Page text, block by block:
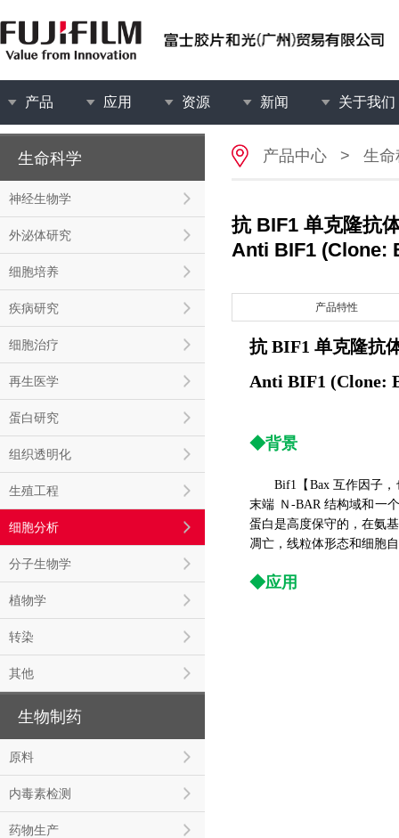
产品 应用 资源 新闻 关于我们
生命科学
神经生物学
外泌体研究
细胞培养
疾病研究
细胞治疗
再生医学
蛋白研究
组织透明化
生殖工程
细胞分析
分子生物学
植物学
转染
其他
生物制药
原料
内毒素检测
药物生产
产品中心 > 生命
抗 BIF1 单克隆抗
Anti BIF1 (Clone:
产品特性
抗 BIF1 单克隆抗
Anti BIF1 (Clone:
◆背景
Bif1【Bax 互作因子，也
末端 Ｎ-BAR 结构域和一
蛋白是高度保守的，在氨
凋亡，线粒体形态和细胞
◆应用